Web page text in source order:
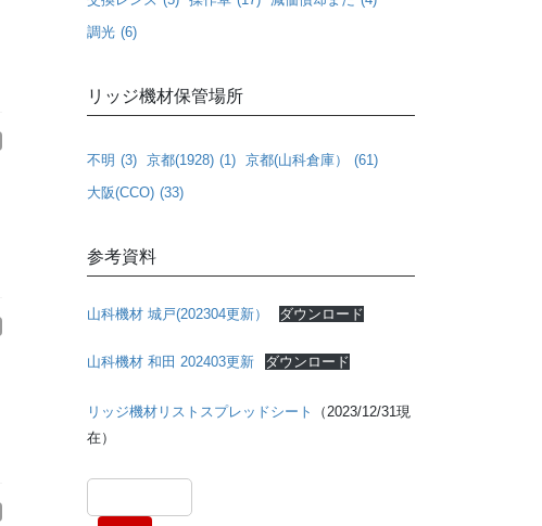
調光 (6)
リッジ機材保管場所
不明 (3) 京都(1928) (1) 京都(山科倉庫）
(61)
大阪(CCO) (33)
参考資料
山科機材 城戸(202304更新） ダウンロード
山科機材 和田 202403更新 ダウンロード
リッジ機材リストスプレッドシート
（2023/12/31現
在）